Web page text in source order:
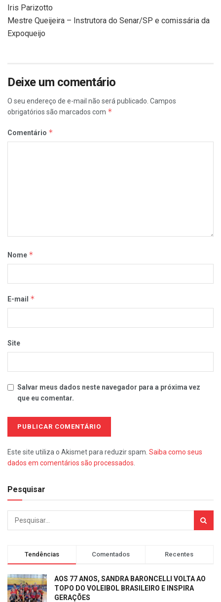
Iris Parizotto
Mestre Queijeira – Instrutora do Senar/SP e comissária da
Expoqueijo
Deixe um comentário
O seu endereço de e-mail não será publicado. Campos
obrigatórios são marcados com *
Comentário *
Nome *
E-mail *
Site
Salvar meus dados neste navegador para a próxima vez
que eu comentar.
Este site utiliza o Akismet para reduzir spam. Saiba como seus
dados em comentários são processados
Pesquisar
Tendências Comentados Recentes
AOS 77 ANOS, SANDRA BARONCELLI VOLTA AO
TOPO DO VOLEIBOL BRASILEIRO E INSPIRA
GERAÇÕES